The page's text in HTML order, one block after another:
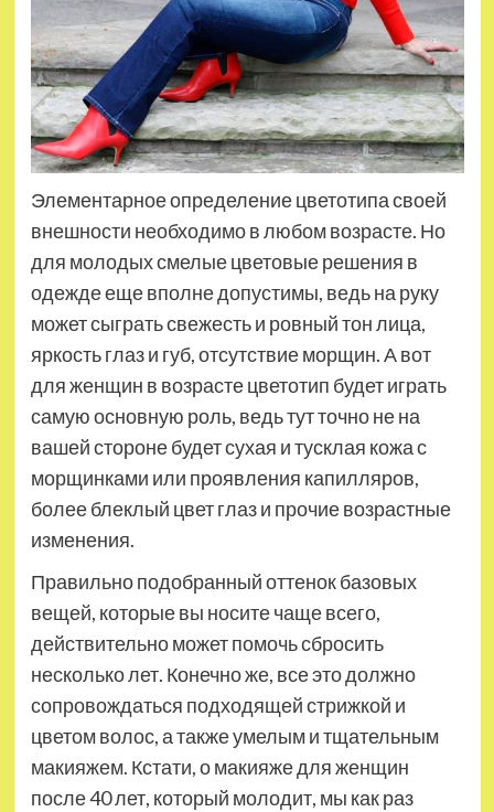
Элементарное определение цветотипа своей
внешности необходимо в любом возрасте. Но
для молодых смелые цветовые решения в
одежде еще вполне допустимы, ведь на руку
может сыграть свежесть и ровный тон лица,
яркость глаз и губ, отсутствие морщин. А вот
для женщин в возрасте цветотип будет играть
самую основную роль, ведь тут точно не на
вашей стороне будет сухая и тусклая кожа с
морщинками или проявления капилляров,
более блеклый цвет глаз и прочие возрастные
изменения.
Правильно подобранный оттенок базовых
вещей, которые вы носите чаще всего,
действительно может помочь сбросить
несколько лет. Конечно же, все это должно
сопровождаться подходящей стрижкой и
цветом волос, а также умелым и тщательным
макияжем. Кстати, о макияже для женщин
после 40 лет, который молодит, мы как раз